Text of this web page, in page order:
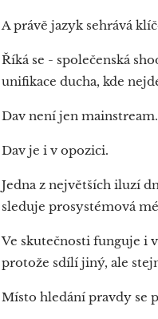
A právě jazyk sehrává
Říká se - společenská
unifikace ducha, kde
Dav není jen mainstream.
Dav je i v opozici.
Jedna z největších iluzí
sleduje prosystémová
Ve skutečnosti funguje i
protože sdílí jiný, ale
Místo hledání pravdy se